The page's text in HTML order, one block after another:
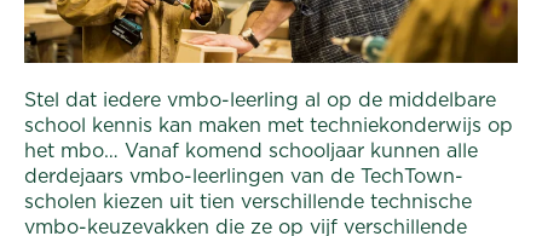
Stel dat iedere vmbo-leerling al op de middelbare
school kennis kan maken met techniekonderwijs op
het mbo… Vanaf komend schooljaar kunnen alle
derdejaars vmbo-leerlingen van de TechTown-
scholen kiezen uit tien verschillende technische
vmbo-keuzevakken die ze op vijf verschillende